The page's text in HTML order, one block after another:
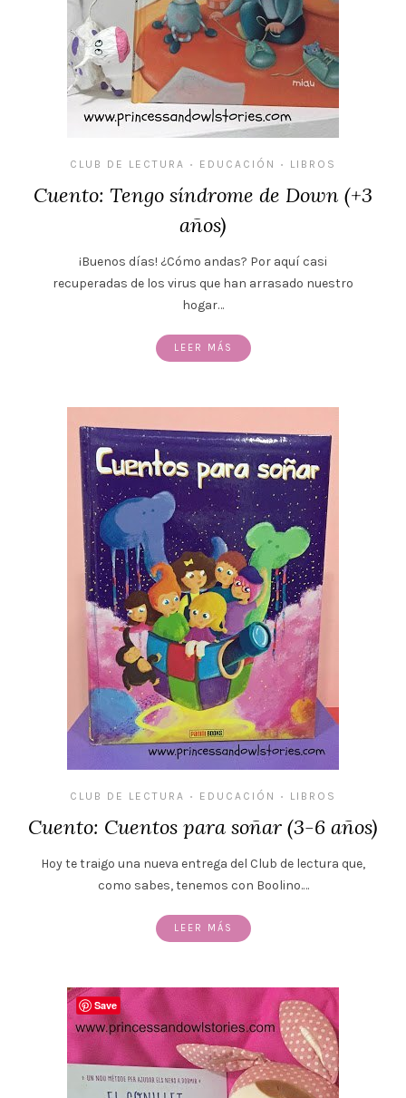
CLUB DE LECTURA • EDUCACIÓN • LIBROS
Cuento: Tengo síndrome de Down (+3
años)
¡Buenos días! ¿Cómo andas? Por aquí casi
recuperadas de los virus que han arrasado nuestro
hogar…
LEER MÁS
CLUB DE LECTURA • EDUCACIÓN • LIBROS
Cuento: Cuentos para soñar (3-6 años)
Hoy te traigo una nueva entrega del Club de lectura que,
como sabes, tenemos con Boolino.…
LEER MÁS
Save